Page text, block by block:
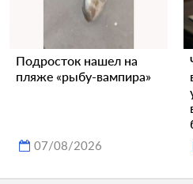
Подросток нашел на
пляже «рыбу-вампира»
07/08/2026